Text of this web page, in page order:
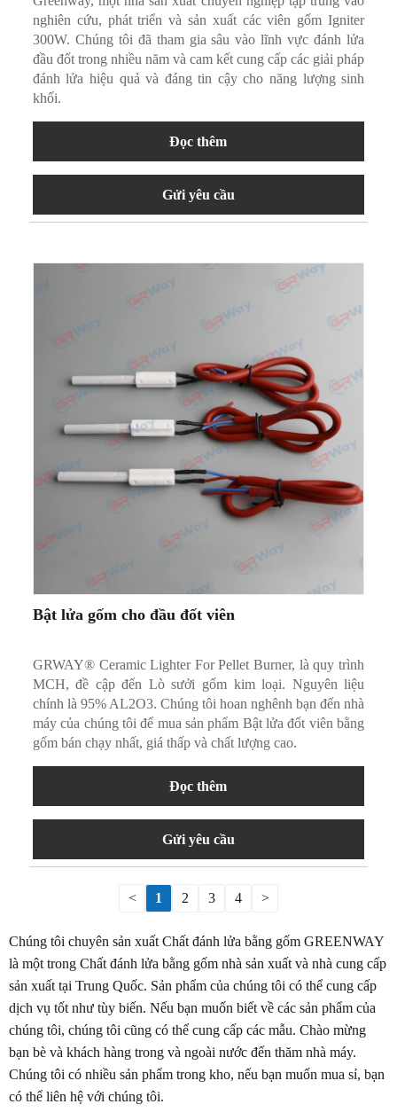
nghiên cứu, phát triển và sản xuất các viên gốm Igniter
300W. Chúng tôi đã tham gia sâu vào lĩnh vực đánh lửa
đầu đốt trong nhiều năm và cam kết cung cấp các giải pháp
đánh lửa hiệu quả và đáng tin cậy cho năng lượng sinh
khối.
Đọc thêm
Gửi yêu cầu
Bật lửa gốm cho đầu đốt viên
GRWAY® Ceramic Lighter For Pellet Burner, là quy trình
MCH, đề cập đến Lò sưởi gốm kim loại. Nguyên liệu
chính là 95% AL2O3. Chúng tôi hoan nghênh bạn đến nhà
máy của chúng tôi để mua sản phẩm Bật lửa đốt viên bằng
gốm bán chạy nhất, giá thấp và chất lượng cao.
Đọc thêm
Gửi yêu cầu
< 1 2 3 4 >
Chúng tôi chuyên sản xuất Chất đánh lửa bằng gốm GREENWAY
là một trong Chất đánh lửa bằng gốm nhà sản xuất và nhà cung cấp
sản xuất tại Trung Quốc. Sản phẩm của chúng tôi có thể cung cấp
dịch vụ tốt như tùy biến. Nếu bạn muốn biết về các sản phẩm của
chúng tôi, chúng tôi cũng có thể cung cấp các mẫu. Chào mừng
bạn bè và khách hàng trong và ngoài nước đến thăm nhà máy.
Chúng tôi có nhiều sản phẩm trong kho, nếu bạn muốn mua sỉ, bạn
có thể liên hệ với chúng tôi.